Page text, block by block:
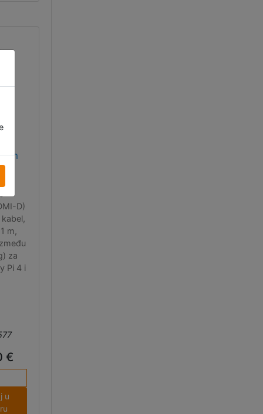
1m
D)
m,
za
Pi 4 i
€
u